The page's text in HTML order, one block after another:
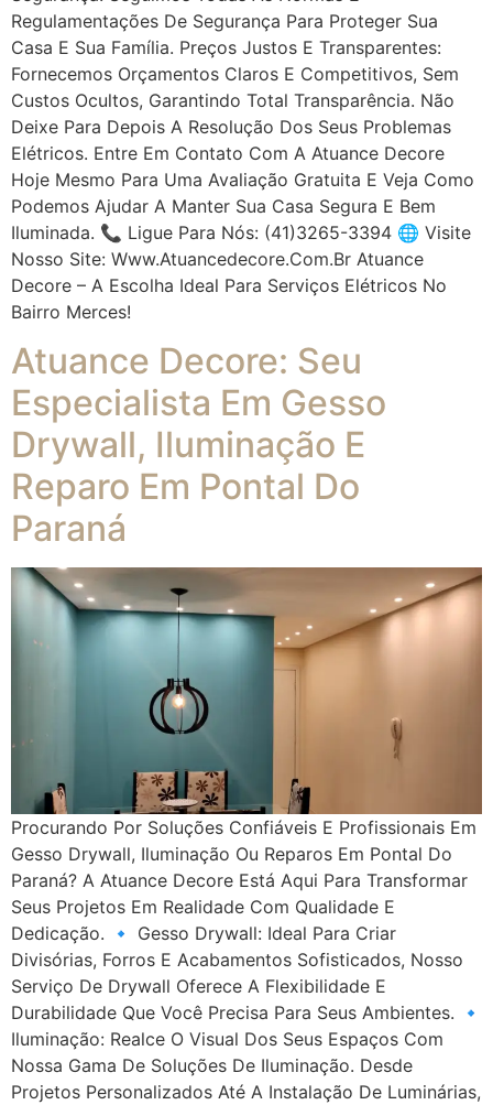
Regulamentações De Segurança Para Proteger Sua
Casa E Sua Família. Preços Justos E Transparentes:
Fornecemos Orçamentos Claros E Competitivos, Sem
Custos Ocultos, Garantindo Total Transparência. Não
Deixe Para Depois A Resolução Dos Seus Problemas
Elétricos. Entre Em Contato Com A Atuance Decore
Hoje Mesmo Para Uma Avaliação Gratuita E Veja Como
Podemos Ajudar A Manter Sua Casa Segura E Bem
Iluminada. 📞 Ligue Para Nós: (41)3265-3394 🌐 Visite
Nosso Site: Www.atuancedecore.com.br Atuance
Decore – A Escolha Ideal Para Serviços Elétricos No
Bairro Merces!
Atuance Decore: Seu
Especialista Em Gesso
Drywall, Iluminação E
Reparo Em Pontal Do
Paraná
Procurando Por Soluções Confiáveis E Profissionais Em
Gesso Drywall, Iluminação Ou Reparos Em Pontal Do
Paraná? A Atuance Decore Está Aqui Para Transformar
Seus Projetos Em Realidade Com Qualidade E
Dedicação. 🔹 Gesso Drywall: Ideal Para Criar
Divisórias, Forros E Acabamentos Sofisticados, Nosso
Serviço De Drywall Oferece A Flexibilidade E
Durabilidade Que Você Precisa Para Seus Ambientes. 🔹
Iluminação: Realce O Visual Dos Seus Espaços Com
Nossa Gama De Soluções De Iluminação. Desde
Projetos Personalizados Até A Instalação De Luminárias,